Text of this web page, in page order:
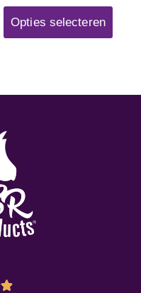
Opties selecteren
